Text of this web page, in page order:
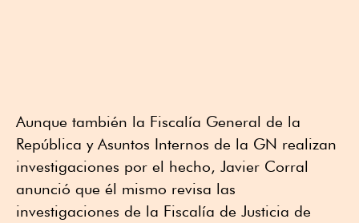
Aunque también la Fiscalía General de la
República y Asuntos Internos de la GN realizan
investigaciones por el hecho, Javier Corral
anunció que él mismo revisa las
investigaciones de la Fiscalía de Justicia de